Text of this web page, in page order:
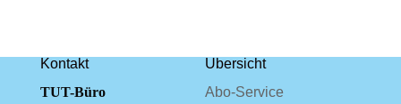
Kontakt
TUT-Büro
Übersicht
Abo-Service